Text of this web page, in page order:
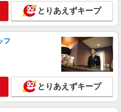
スタッフ
イト］時給1,500円 ※経験・能力によ
。
島屋S.C. 新館： 東京都中央区日本
詳細を見る
とりあえずキープ
フ
とりあえずキープ